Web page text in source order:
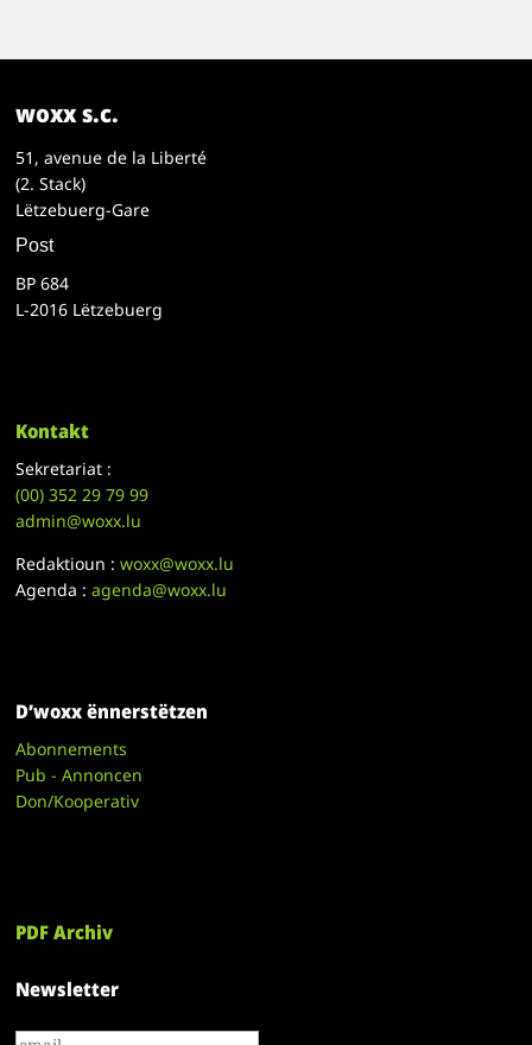
woxx s.c.
51, avenue de la Liberté
(2. Stack)
Lëtzebuerg-Gare
Post
BP 684
L-2016 Lëtzebuerg
Kontakt
Sekretariat :
(00)352 29 79 99
admin@woxx.lu
Redaktioun :woxx@woxx.lu
Agenda :agenda@woxx.lu
D’woxx ënnerstëtzen
Abonnements
Pub - Annoncen
Don/Kooperativ
PDF Archiv
Newsletter